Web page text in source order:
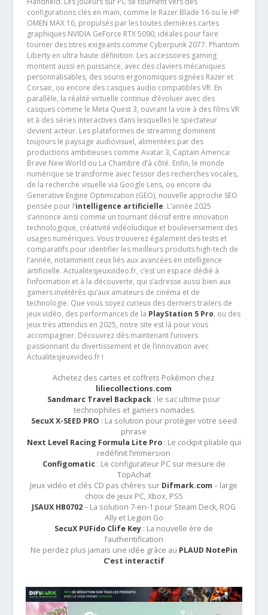
configurations clés en main, comme le Razer Blade 16 ou le HP
OMEN MAX 16, propulsés par les toutes dernières cartes
graphiques NVIDIA GeForce RTX 5090, idéales pour faire
tourner des titres exigeants comme Cyberpunk 2077: Phantom
Liberty en ultra haute définition. Les accessoires gaming
montent aussi en puissance, avec des claviers mécaniques
personnalisables, des souris ergonomiques signées Razer et
Corsair, ou encore des casques audio compatibles VR. En
parallèle, la réalité virtuelle continue d’évoluer avec des
casques comme le Meta Quest 3, ouvrant la voie à des films VR
et à des séries interactives dans lesquelles le spectateur
devient acteur. Les plateformes de streaming dominent
toujours le paysage audiovisuel, alimentées par des
productions ambitieuses comme Avatar 3, Captain America:
Brave New World ou La Chambre d’à côté. Enfin, le monde
numérique se transforme avec l’essor des recherches vocales,
de la recherche visuelle via Google Lens, ou encore du
Generative Engine Optimization (GEO), nouvelle approche SEO
pensée pour l’intelligence artificielle. L’année 2025
s’annonce ainsi comme un tournant décisif entre innovation
technologique, créativité vidéoludique et bouleversement des
usages numériques. Vous trouverez également des tests et
comparatifs pour identifier les meilleurs produits high-tech de
l’année, notamment ceux liés aux avancées en intelligence
artificielle. Actualitesjeuxvideo.fr, c’est un espace dédié à
l’information et à la découverte, qui s’adresse aussi bien aux
gamers invétérés qu’aux amateurs de cinéma et de
technologie. Que vous soyez curieux des derniers trailers de
jeux vidéo, des performances de la PlayStation 5 Pro, ou des
jeux très attendus en 2025, notre site est là pour vous
accompagner. Découvrez dès maintenant l’univers
passionnant du divertissement et de l’innovation avec
Actualitesjeuxvideo.fr !
Achetez des cartes et coffrets Pokémon chez
liliecollections.com
Sandmarc Travel Backpack : le sac ultime pour
technophiles et gamers nomades
SecuX X-SEED PRO : La solution pour protéger votre seed
phrase
Next Level Racing Formula Lite Pro: Le cockpit pliable qui
redéfinit l’immersion
Configomatic: Le configurateur PC sur mesure de
TopAchat
Jeux vidéo et clés CD pas chères sur Difmark.com – large
choix de jeux PC, Xbox, PS5
JSAUX HB0702– La solution 7-en-1 pour Steam Deck, ROG
Ally et Legion Go
SecuX PUFido Clife Key : La nouvelle ère de
l’authentification
Ne perdez plus jamais une idée grâce au PLAUD NotePin
C’est interactif